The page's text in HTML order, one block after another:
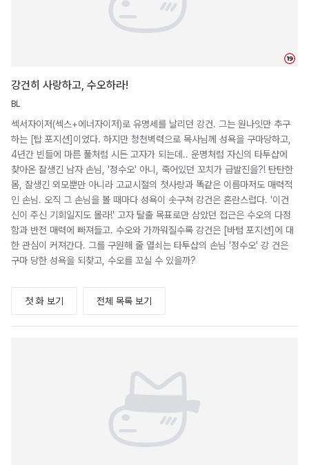
강건히 사랑하고, 수오하라!
BL
섹서자이저(섹스+에너자이저)로 유명세를 날리던 강건. 그는 원나잇만 추구
하는 [탑 포지션]이었다. 하지만 청천벽력으로 목사님께 성욕을 구마당하고,
4년간 빈들에 마른 풀처럼 시든 고자가 되는데.. 운명처럼 자신의 타투샵에
찾아온 잘생긴 남자 손님, '정수오' 아니, 죽어있던 꼬치가 급발진을?! 탄탄한
몸, 잘생긴 외모뿐만 아니라 고교시절의 첫사랑과 똑같은 이름마저도 매력적
인 손님. 오직 그 손님을 볼 때마다 성욕이 솟구쳐 강건은 혼란스럽다. '이건
신이 주신 기회일지도 몰라!' 고자 탈출 목표로만 삼았던 접근은 수오의 다정
함과 반전 매력에 빠져들고. 수오와 가까워질수록 강건은 [바텀 포지션]에 대
한 관심이 커져간다. 그를 구원해 줄 열쇠는 타투샵의 손님 '정수오' 강 건은
구마 당한 성욕을 되찾고, 수오를 꼬실 수 있을까?
첫 화 보기 전체 목록 보기